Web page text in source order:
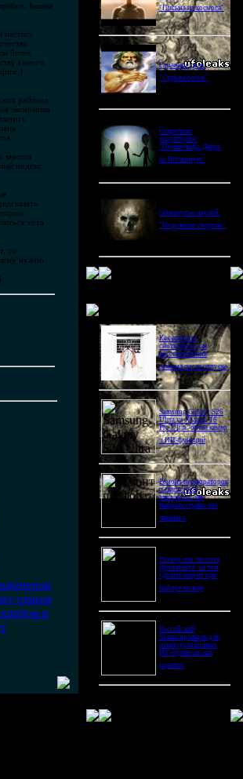
Башня
пастись
более
самого
районах
экономика
высота
индекс
хотя
то
нужно.
самым
в
"Письма из космоса"
Странное дело.
"Стрелы богов"
Секретные
территории.
"Пришельцы. Дверь
во Вселенную"
Обманутые наукой.
"Исцеление смертью"
Как выбрать
снотворное для
восстановления
режима после отпуска
Samsung Galaxy S26
Ultra vs Xiaomi 16
Pro Ultra: битва камер
и ИИ-функций
Ремонт перфораторов
и сварочных
аппаратов: как
выбрать сервис без
лишнего
Размер или чистота
бриллианта: на чем
сделать акцент при
выборе кольца
Российский
балансировщик для
отказоустойчивых
ИТ-сервисов: как
оценить